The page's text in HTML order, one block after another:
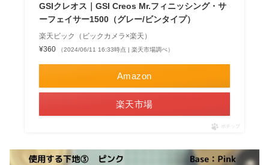
GSIクレオス｜GSI Creos Mr.フィニッシング・サ
ーフェイサー1500（グレー/ビンタイプ）
楽天ビック（ビックカメラ×楽天）
¥360
（2024/06/11 16:33時点 | 楽天市場調べ）
Amazon
楽天市場
ポチップ